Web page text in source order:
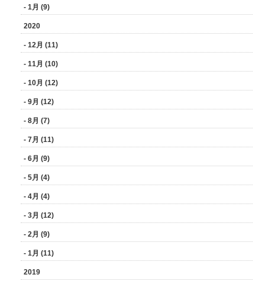
- 1月 (9)
2020
- 12月 (11)
- 11月 (10)
- 10月 (12)
- 9月 (12)
- 8月 (7)
- 7月 (11)
- 6月 (9)
- 5月 (4)
- 4月 (4)
- 3月 (12)
- 2月 (9)
- 1月 (11)
2019